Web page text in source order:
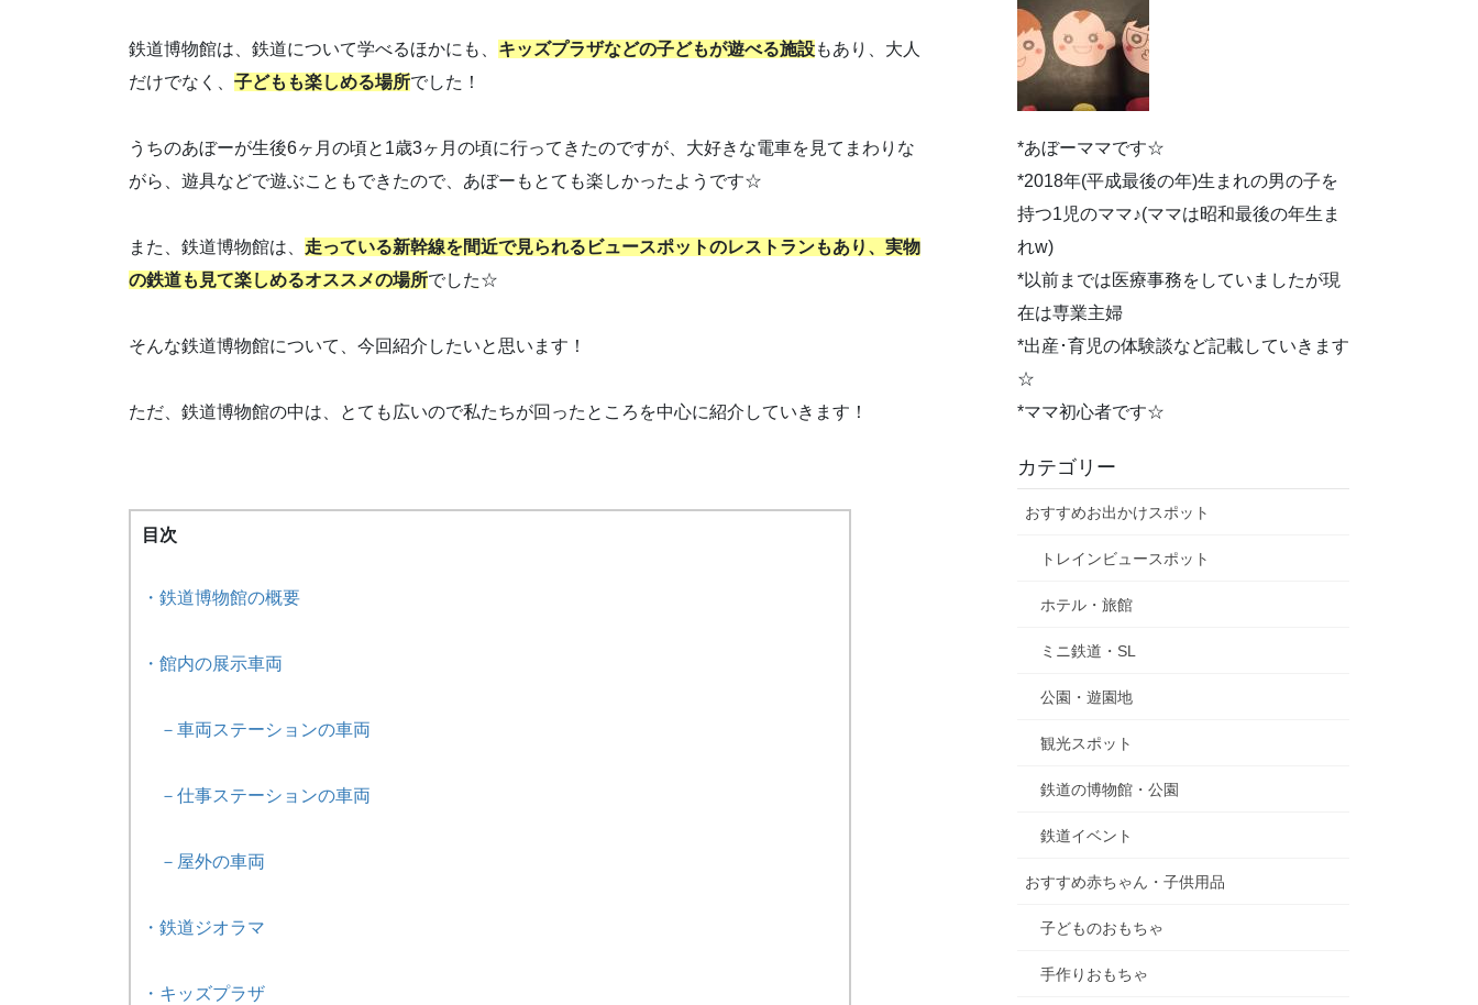
鉄道博物館は、鉄道について学べるほかにも、 キッズプラザなどの子どもが遊べる施設もあり、大人
だけでなく、 子どもも楽しめる場所でした！
うちのあぼーが生後6ヶ月の頃と1歳3ヶ月の頃に行ってきたのですが、大好きな電車を見てまわりな
がら、遊具などで遊ぶこともできたので、あぼーもとても楽しかったようです☆
また、鉄道博物館は、 走っている新幹線を間近で見られるビュースポットのレストランもあり、実物
の鉄道も見て楽しめるオススメの場所でした☆
そんな鉄道博物館について、今回紹介したいと思います！
ただ、鉄道博物館の中は、とても広いので私たちが回ったところを中心に紹介していきます！
目次
・鉄道博物館の概要
・館内の展示車両
－車両ステーションの車両
－仕事ステーションの車両
－屋外の車両
・鉄道ジオラマ
・キッズプラザ
*あぼーママです☆
*2018年(平成最後の年)生まれの男の子を
持つ1児のママ♪(ママは昭和最後の年生ま
れw)
*以前までは医療事務をしていましたが現
在は専業主婦
*出産･育児の体験談など記載していきます
☆
*ママ初心者です☆
カテゴリー
おすすめお出かけスポット
トレインビュースポット
ホテル・旅館
ミニ鉄道・SL
公園・遊園地
観光スポット
鉄道の博物館・公園
鉄道イベント
おすすめ赤ちゃん・子供用品
子どものおもちゃ
手作りおもちゃ